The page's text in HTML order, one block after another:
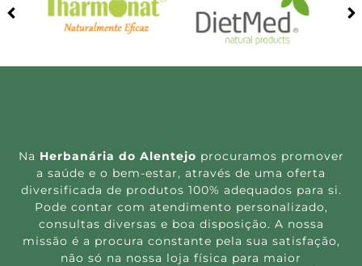
Na Herbanária do Alentejo procuramos promover
a saúde e o bem-estar, através de uma oferta
diversificada de produtos 100% adequados para si.
Pode contar com atendimento personalizado,
consultas diversas e boa disposição. A nossa
missão é a procura constante pela sua satisfação,
não só na nossa loja física para maior